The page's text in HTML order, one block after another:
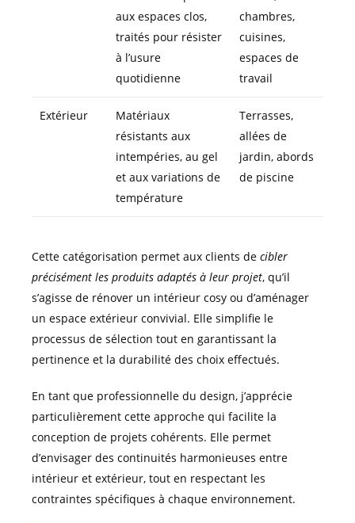
aux espaces clos,
traités pour résister
à l’usure
quotidienne
chambres,
cuisines,
espaces de
travail
Extérieur
Matériaux
résistants aux
intempéries, au gel
et aux variations de
température
Terrasses,
allées de
jardin, abords
de piscine
Cette catégorisation permet aux clients de cibler
précisément les produits adaptés à leur projet, qu’il
s’agisse de rénover un intérieur cosy ou d’aménager
un espace extérieur convivial. Elle simplifie le
processus de sélection tout en garantissant la
pertinence et la durabilité des choix effectués.
En tant que professionnelle du design, j’apprécie
particulièrement cette approche qui facilite la
conception de projets cohérents. Elle permet
d’envisager des continuités harmonieuses entre
intérieur et extérieur, tout en respectant les
contraintes spécifiques à chaque environnement.